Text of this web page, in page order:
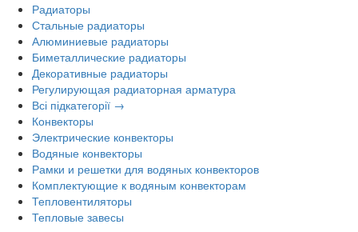
Радиаторы
Стальные радиаторы
Алюминиевые радиаторы
Биметаллические радиаторы
Декоративные радиаторы
Регулирующая радиаторная арматура
Всі підкатегорії →
Конвекторы
Электрические конвекторы
Водяные конвекторы
Рамки и решетки для водяных конвекторов
Комплектующие к водяным конвекторам
Тепловентиляторы
Тепловые завесы